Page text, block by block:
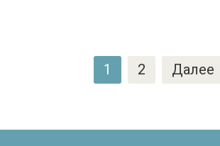
1 2 Далее